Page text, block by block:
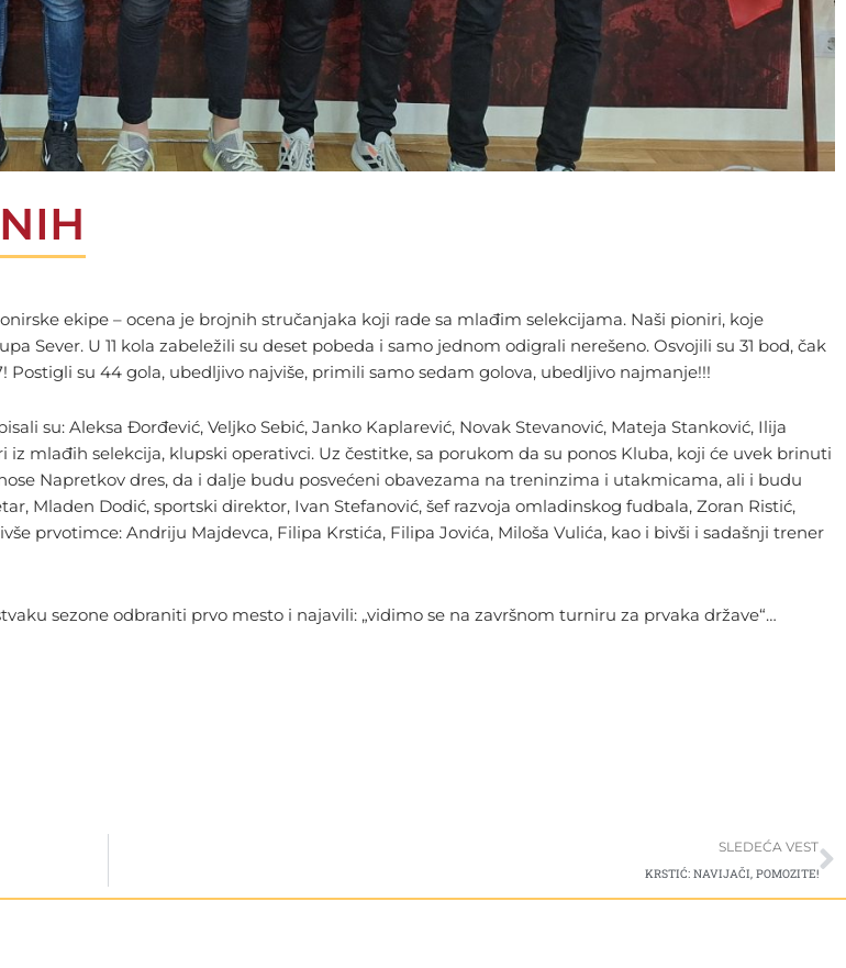
ekipe – ocena je brojnih stručanjaka koji rade sa mlađim selekcijama. Naši pioniri, koje
Sever. U 11 kola zabeležili su deset pobeda i samo jednom odigrali nerešeno. Osvojili su 31 bod, čak
su 44 gola, ubedljivo najviše, primili samo sedam golova, ubedljivo najmanje!!!
su: Aleksa Đorđević, Veljko Sebić, Janko Kaplarević, Novak Stevanović, Mateja Stanković, Ilija
mlađih selekcija, klupski operativci. Uz čestitke, sa porukom da su ponos Kluba, koji će uvek brinuti
Napretkov dres, da i dalje budu posvećeni obavezama na treninzima i utakmicama, ali i budu
Mladen Dodić, sportski direktor, Ivan Stefanović, šef razvoja omladinskog fudbala, Zoran Ristić,
prvotimce: Andriju Majdevca, Filipa Krstića, Filipa Jovića, Miloša Vulića, kao i bivši i sadašnji trener
sezone odbraniti prvo mesto i najavili: „vidimo se na završnom turniru za prvaka države“…
SLEDEĆA VEST
KRSTIĆ: NAVIJAČI, POMOZITE!